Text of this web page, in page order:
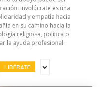
Involúcrate es una
y empatía hacia
en su camino hacia la
religiosa, política o
la ayuda profesional.
LIBÉRATE